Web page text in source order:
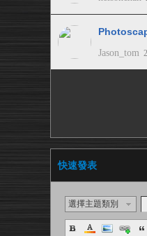
Jason_tom
快速發表
選擇主題類別